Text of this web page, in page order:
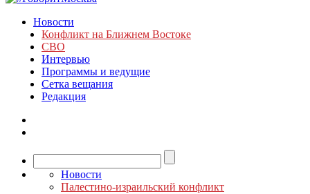
Новости
Конфликт на Ближнем Востоке
СВО
Интервью
Программы и ведущие
Сетка вещания
Редакция
Новости
Палестино-израильский конфликт